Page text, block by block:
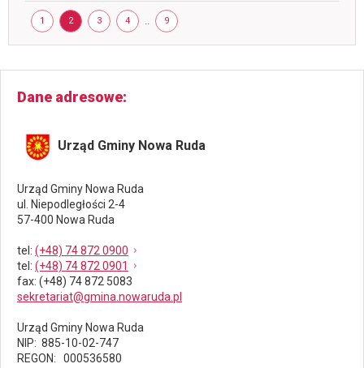
8
maja
2026
StronaSTRONA
1 STRONA
2 STRONA
3 STRONA
4 STRONA
9
Dane adresowe
Urząd Gminy Nowa Ruda
Urząd Gminy Nowa Ruda
ul. Niepodległości 2-4
57-400 Nowa Ruda
tel : (+48) 74 872 0900
tel : (+48) 74 872 0901
fax: (+48) 74 872 5083
sekretariat@gmina.nowaruda.pl
Urząd Gminy Nowa Ruda
NIP: 885-10-02-747
REGON: 000536580